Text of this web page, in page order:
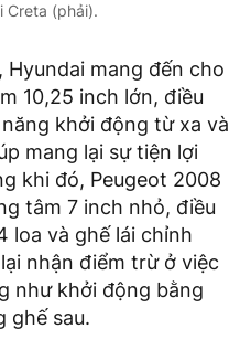
Creta (phải).
mang đến cho
10,25 inch lớn, điều
khởi động từ xa và
mang lại sự tiện lợi
khi đó, Peugeot 2008
tâm 7 inch nhỏ, điều
loa và ghế lái chỉnh
nhận điểm trừ ở việc
như khởi động bằng
ghế sau.